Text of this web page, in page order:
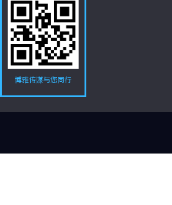
博雅传媒与您同行